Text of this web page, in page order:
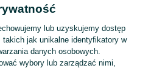
WĘGIEL : GROSZEK
25, 26-28MJ - Transport
!
zł
lub uzyskujemy dostęp
takich jak unikalne identyfikatory w
danych osobowych.
wybory lub zarządzać nimi,